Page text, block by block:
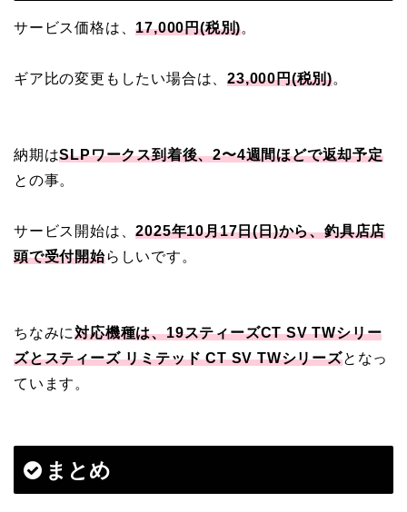
サービス価格は、17,000円(税別)。
ギア比の変更もしたい場合は、23,000円(税別)。
納期はSLPワークス到着後、2〜4週間ほどで返却予定
との事。
サービス開始は、2025年10月17日(日)から、釣具店店
頭で受付開始らしいです。
ちなみに対応機種は、19スティーズCT SV TWシリー
ズとスティーズ リミテッド CT SV TWシリーズとなっ
ています。
まとめ